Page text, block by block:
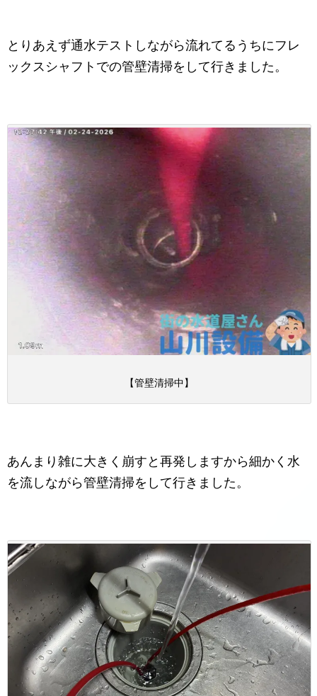
とりあえず通水テストしながら流れてるうちにフレ
ックスシャフトでの管壁清掃をして行きました。
【管壁清掃中】
あんまり雑に大きく崩すと再発しますから細かく水
を流しながら管壁清掃をして行きました。